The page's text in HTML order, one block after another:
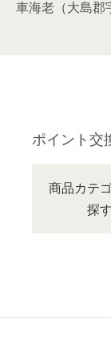
車海老（大島郡
ポイント交
商品カテ
探す